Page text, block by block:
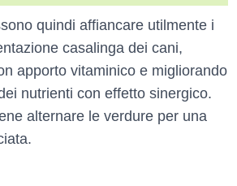
quindi affiancare utilmente i
casalinga dei cani,
apporto vitaminico e migliorando
nutrienti con effetto sinergico.
alternare le verdure per una